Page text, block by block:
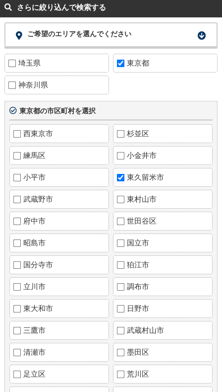
さらに絞り込んで検索する
ご希望のエリアを選んでください
埼玉県 東京都
神奈川県
東京都の市区町村を選択
西東京市 杉並区
練馬区 小金井市
小平市 東久留米市
武蔵野市 東村山市
府中市 世田谷区
昭島市 国立市
国分寺市 狛江市
立川市 調布市
東大和市 日野市
三鷹市 武蔵村山市
清瀬市 墨田区
足立区 荒川区